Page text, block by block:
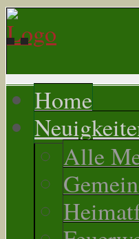
Home
Alle